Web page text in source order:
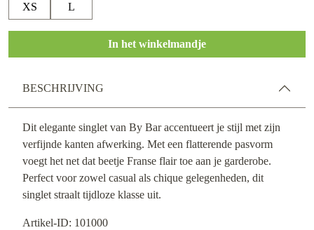
XS L
In het winkelmandje
BESCHRIJVING
Dit elegante singlet van By Bar accentueert je stijl met zijn
verfijnde kanten afwerking. Met een flatterende pasvorm
voegt het net dat beetje Franse flair toe aan je garderobe.
Perfect voor zowel casual als chique gelegenheden, dit
singlet straalt tijdloze klasse uit.
Artikel-ID: 101000